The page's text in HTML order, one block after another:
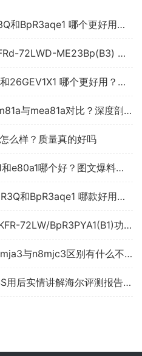
【差评太多】奥克斯BpR3Q和BpR3aqe1 哪个更好用？应该怎么样选择
【真实点评】评测 TCLKFRd-72LWD-ME23Bp(B3) 怎么样？质量让人放心吗？使用两个月反馈！
达人爆料小米26GWN1A1和26GEV1X1 哪个更好用？谁是性价比之王
商家爆料海尔35gw03jdm81a与mea81a对比？深度剖析功能区别
么样？质量真的好吗
实际情况解读海信e500a1和e80a1哪个好？图文爆料分析
「用过的说下」奥克斯BpR3Q和BpR3aqe1 哪款好用？评测教你怎么选
「入手必知」空调奥克斯KFR-72LW/BpR3PYA1(B1)功能评测结果，看看买家怎么样评价的
使用一个月后分享美的n8mja3与n8mjc3区别有什么不同？对比哪款性价比更高
中央空调用后实情讲解SSS用后实情讲解海尔评测报告怎么样？质量不靠谱？